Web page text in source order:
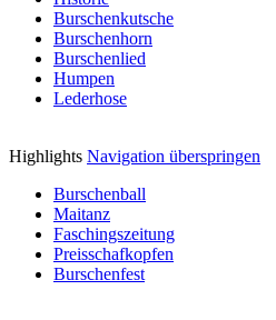
Burschenkutsche
Burschenhorn
Burschenlied
Humpen
Lederhose
Highlights Navigation überspringen
Burschenball
Maitanz
Faschingszeitung
Preisschafkopfen
Burschenfest